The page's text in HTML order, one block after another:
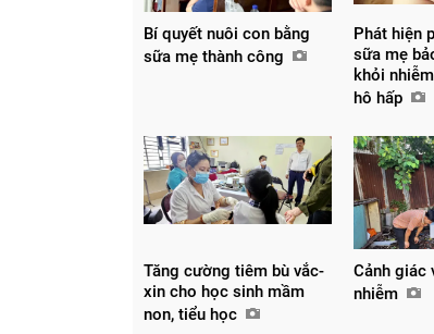
Bí quyết nuôi con bằng
sữa mẹ thành công
Phát hiện
sữa mẹ
khỏi
hô hấp
Tăng cường tiêm bù vắc-
xin cho học sinh mầm
non, tiểu học
Cảnh giác
nhiễm